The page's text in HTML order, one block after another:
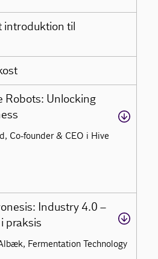
introduktion til
Robots: Unlocking
Co-founder & CEO i Hive
Industry 4.0 –
praksis
Fermentation Technology